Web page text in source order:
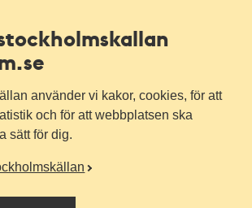
använder vi kakor, cookies, för att
och för att webbplatsen ska
sätt för dig.